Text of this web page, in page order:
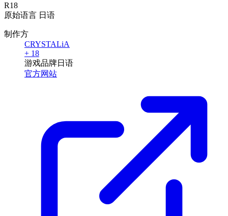
R18
原始语言 日语
制作方
CRYSTALiA
+ 18
游戏品牌日语
官方网站